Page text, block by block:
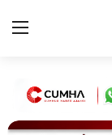
Kurumsal